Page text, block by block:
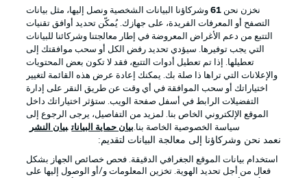
تطبيق الدوري الألماني
Official Partners
نخزن نحن 61وشركاؤنا البيانات الشخصية ونصل إليها، مثل بيانات
التصفح أو المعرفات الفريدة، على جهازك. يُمكّن تحديد أوافق تقنيات
التتبع من دعم الأغراض المعروضة في إطار معالجتنا وشركائنا للبيانات
التي يجب توفيرها. سيؤدي تحديد رفض الكل أو سحب موافقتك إلى
تعطيلها. إذا تم تعطيل أدوات التتبع، فقد لا تكون بعض المحتويات
والإعلانات التي تراها ذا صلة بك. يمكنك إعادة عرض هذه القائمة لتغيير
اختياراتك أو سحب الموافقة في أي وقت عن طريق النقر على إدارة
التفضيلات الرابط في أسفل صفحة الويب. ستؤثر اختياراتك داخل
الموقع الإلكتروني الخاص بنا. لمزيد من التفاصيل، يرجى الرجوع إلى
سياسة الخصوصية الخاصة بنا.بيان حماية البيانات بيان النشر
نعمد نحن وشركاؤنا إلى معالجة البيانات لتقديم:
استخدام بيانات الموقع الجغرافي الدقيقة. فحص خصائص الجهاز بشكل
فعال من أجل تحديد الهوية. تخزين المعلومات و/أو الوصول إليها على